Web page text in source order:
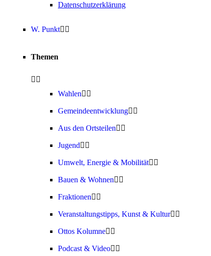
Datenschutzerklärung
W. Punkt
Themen
Wahlen
Gemeindeentwicklung
Aus den Ortsteilen
Jugend
Umwelt, Energie & Mobilität
Bauen & Wohnen
Fraktionen
Veranstaltungstipps, Kunst & Kultur
Ottos Kolumne
Podcast & Video